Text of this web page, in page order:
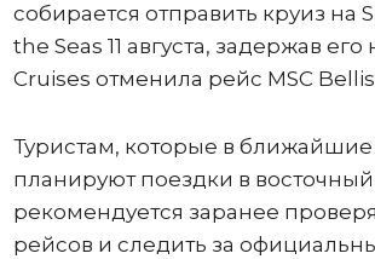
собирается отправить круиз на
the Seas 11 августа, задержав его
Cruises отменила рейс MSC
Туристам, которые в
планируют поездки в
рекомендуется заранее
рейсов и следить за